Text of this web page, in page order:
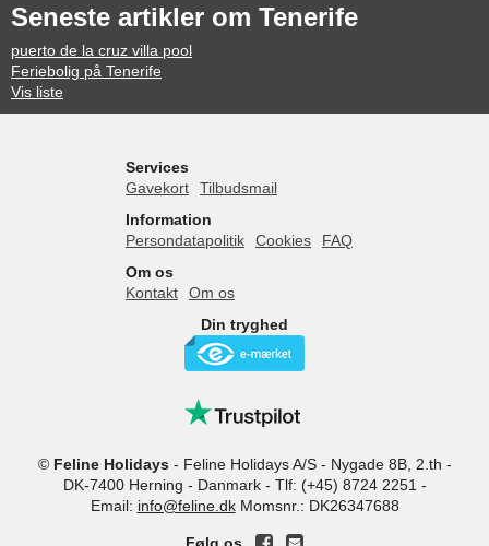
Seneste artikler om Tenerife
puerto de la cruz villa pool
Feriebolig på Tenerife
Vis liste
Services
Gavekort
Tilbudsmail
Information
Persondatapolitik
Cookies
FAQ
Om os
Kontakt
Om os
Din tryghed
© Feline Holidays- Feline Holidays A/S- Nygade 8B, 2.th -
DK-7400 Herning - Danmark - Tlf: (+45) 8724 2251-
Email: info@feline.dk Momsnr.: DK26347688